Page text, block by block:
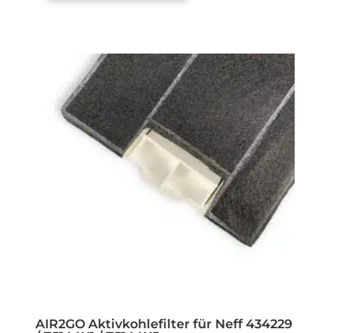
AIR2GO Aktivkohlefilter für Neff 434229